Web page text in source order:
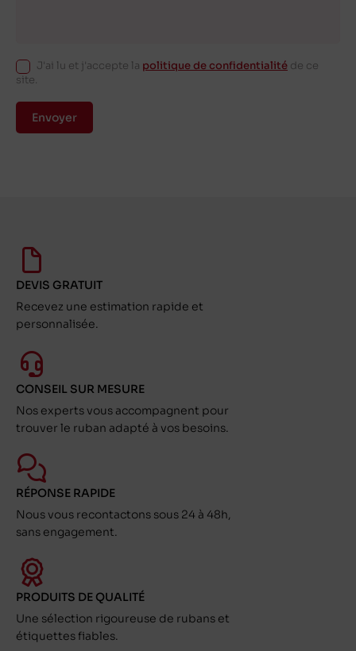
J'ai lu et j'accepte la politique de confidentialité de ce
site.
Envoyer
DEVIS GRATUIT
Recevez une estimation rapide et
personnalisée.
CONSEIL SUR MESURE
Nos experts vous accompagnent pour
trouver le ruban adapté à vos besoins.
RÉPONSE RAPIDE
Nous vous recontactons sous 24 à 48h,
sans engagement.
PRODUITS DE QUALITÉ
Une sélection rigoureuse de rubans et
étiquettes fiables.